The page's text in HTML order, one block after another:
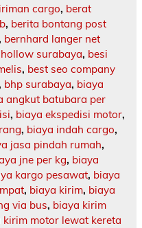
cargo, berat
, berita bontang post
bernhard langer net
surabaya, besi
, best seo company
bhp surabaya, biaya
angkut batubara per
, biaya ekspedisi motor,
, biaya indah cargo,
jasa pindah rumah,
jne per kg, biaya
kargo pesawat, biaya
, biaya kirim, biaya
via bus, biaya kirim
kirim motor lewat kereta